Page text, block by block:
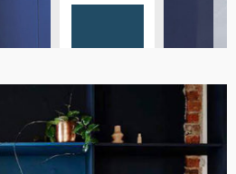
C34-e